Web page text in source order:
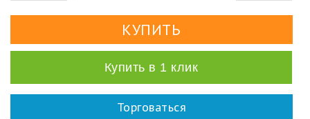
Купить в 1 клик
Торговаться